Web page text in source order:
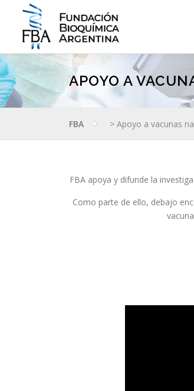
contenido
APOYO A
FBA > Apoyo a vacunas
FBA apoya y difunde la
Como parte de ello, debajo